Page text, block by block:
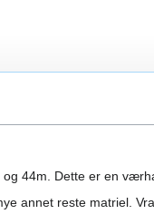
44m. Dette er en
annet reste matriel.